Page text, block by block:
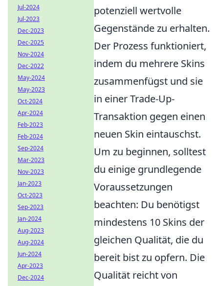
potenziell wertvolle
Gegenstände zu erhalten.
Der Prozess funktioniert,
indem du mehrere Skins
zusammenfügst und sie
in einer Trade-Up-
Transaktion gegen einen
neuen Skin eintauschst.
Um zu beginnen, solltest
du einige grundlegende
Voraussetzungen
beachten: Du benötigst
mindestens 10 Skins der
gleichen Qualität, die du
bereit bist zu opfern. Die
Qualität reicht von
Jul-2024
Jul-2023
Dec-2023
Dec-2025
Nov-2024
Dec-2022
May-2024
May-2023
Oct-2024
Apr-2024
Feb-2023
Feb-2024
Sep-2024
Mar-2023
Nov-2023
Jan-2023
Oct-2023
Sep-2023
Jan-2024
Aug-2023
Aug-2024
Jun-2024
Apr-2023
Dec-2024